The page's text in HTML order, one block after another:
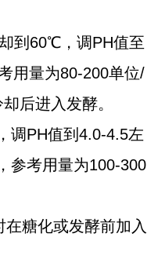
到60℃，调PH值至
用量为80-200单位/
后进入发酵。
调PH值到4.0-4.5左
参考用量为100-300
在糖化或发酵前加入